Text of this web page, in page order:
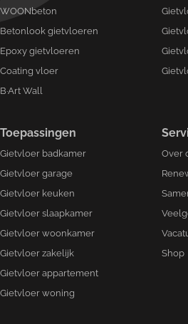
WOONbeton
Betonlook gietvloeren
Epoxy gietvloeren
Coating vloer
B·Art Wall
Toepassingen
Gietvloer badkamer
Gietvloer garage
Gietvloer keuken
Gietvloer slaapkamer
Gietvloer woonkamer
Gietvloer zakelijk
Gietvloer appartement
Gietvloer woning
Over
Shop